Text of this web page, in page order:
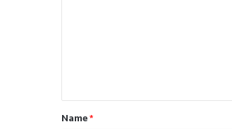
t
*Name*